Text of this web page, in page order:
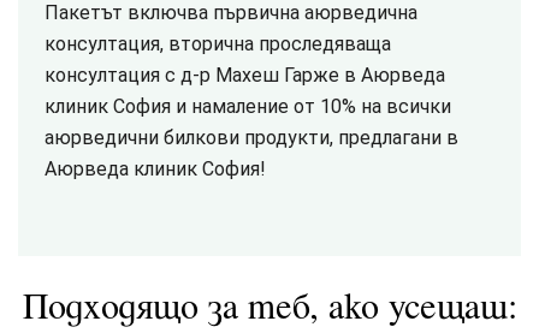
Пакетът включва първична аюрведична
консултация, вторична проследяваща
консултация с д-р Махеш Гарже в Аюрведа
клиник София и намаление от 10% на всички
аюрведични билкови продукти, предлагани в
Аюрведа клиник София!
Подходящо за теб, ако усещаш: